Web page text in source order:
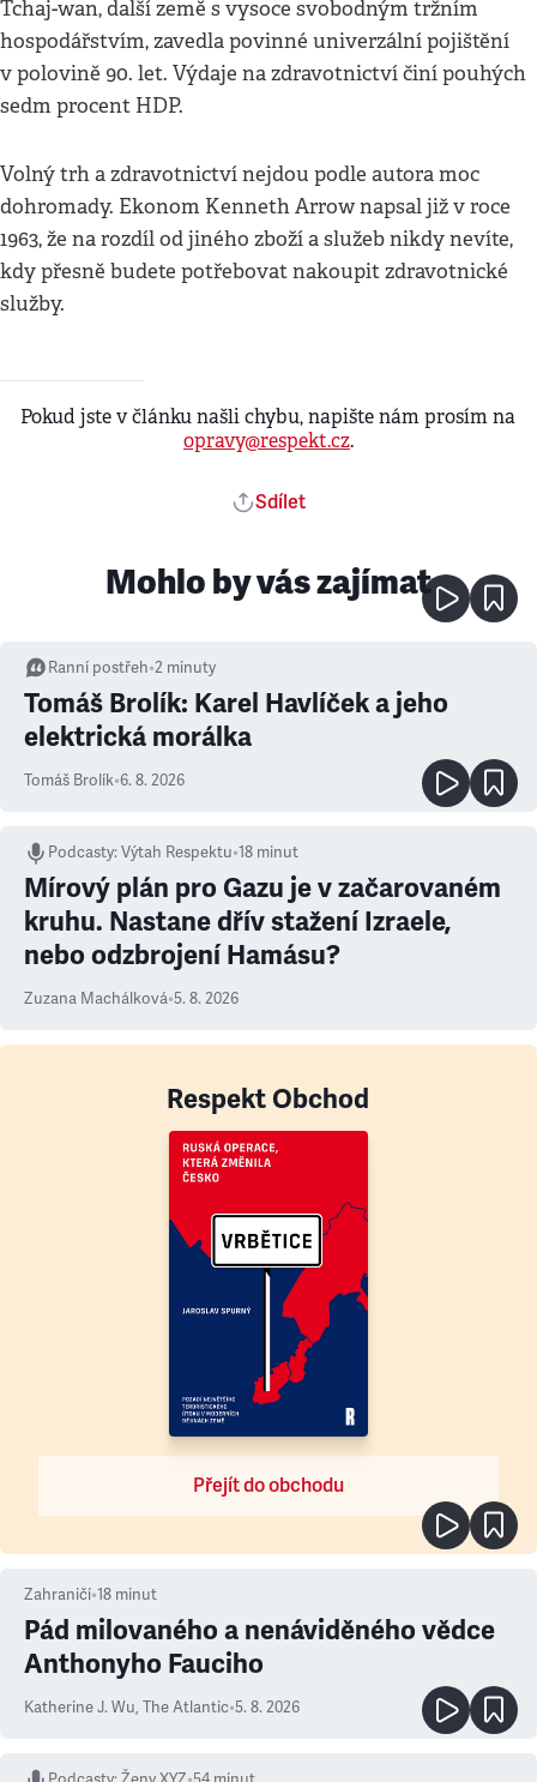
Tchaj-wan, další země s vysoce svobodným tržním
hospodářstvím, zavedla povinné univerzální pojištění
v polovině 90. let. Výdaje na zdravotnictví činí pouhých
sedm procent HDP.
Volný trh a zdravotnictví nejdou podle autora moc
dohromady. Ekonom Kenneth Arrow napsal již v roce
1963, že na rozdíl od jiného zboží a služeb nikdy nevíte,
kdy přesně budete potřebovat nakoupit zdravotnické
služby.
Pokud jste v článku našli chybu, napište nám prosím na
opravy@respekt.cz.
Sdílet
Mohlo by vás zajímat
Ranní postřeh•2 minuty
Tomáš Brolík: Karel Havlíček a jeho
elektrická morálka
Tomáš Brolík•6. 8. 2026
Podcasty:Výtah Respektu•18 minut
Mírový plán pro Gazu je v začarovaném
kruhu. Nastane dřív stažení Izraele,
nebo odzbrojení Hamásu?
Zuzana Machálková•5. 8. 2026
Respekt Obchod
Přejít do obchodu
Zahraničí•18 minut
Pád milovaného a nenáviděného vědce
Anthonyho Fauciho
Katherine J. Wu, The Atlantic•5. 8. 2026